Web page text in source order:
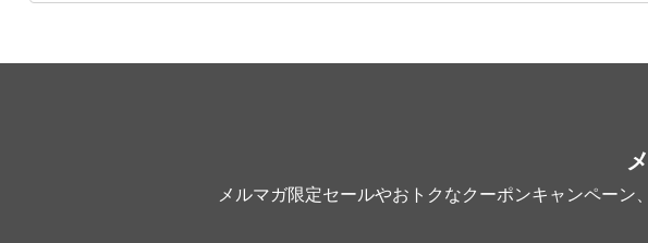
メルマガ限定セールやおトクなクーポンキャンペーン